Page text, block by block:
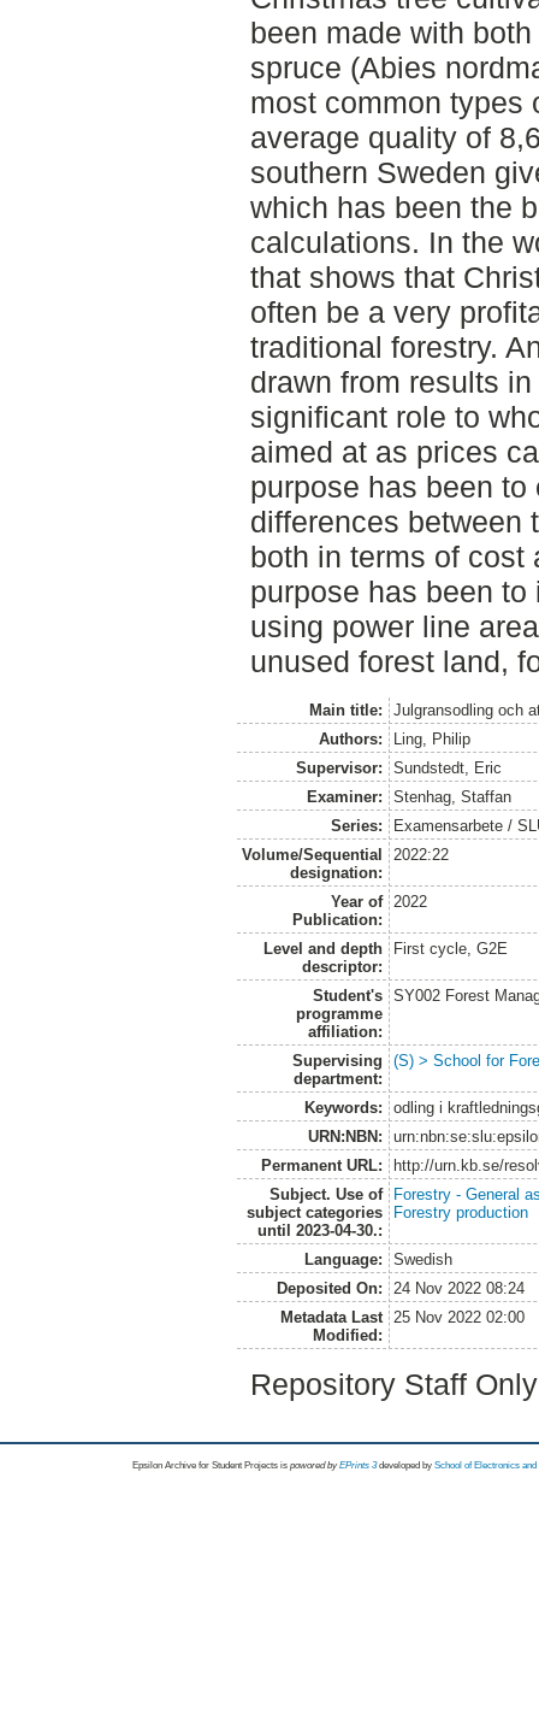
been made with
spruce (Abies
most common types
average quality of
southern Sweden
which has been the
calculations. In the
that shows that
often be a very
traditional forestry.
drawn from results
significant role to
aimed at as prices
purpose has been
differences between
both in terms of cost
purpose has been
using power line
unused forest land,
Main title:
Julgransodling och
Authors:
Ling, Philip
Supervisor:
Sundstedt, Eric
Examiner:
Stenhag, Staffan
Series:
Examensarbete /
Volume/Sequential
designation:
2022:22
Year of
Publication:
2022
Level and depth
descriptor:
First cycle, G2E
Student's
programme
affiliation:
SY002 Forest
Supervising
department:
(S) > School for
Keywords:
odling i
URN:NBN:
Permanent URL:
http://urn.kb.se/
Subject. Use of
subject categories
until 2023-04-30.:
Forestry - General
Forestry production
Language:
Swedish
Deposited On:
24 Nov 2022 08:24
Metadata Last
Modified:
25 Nov 2022 02:00
Repository Staff
Epsilon Archive for Student Projects is powored byEPrints 3 developed by School of Electronics